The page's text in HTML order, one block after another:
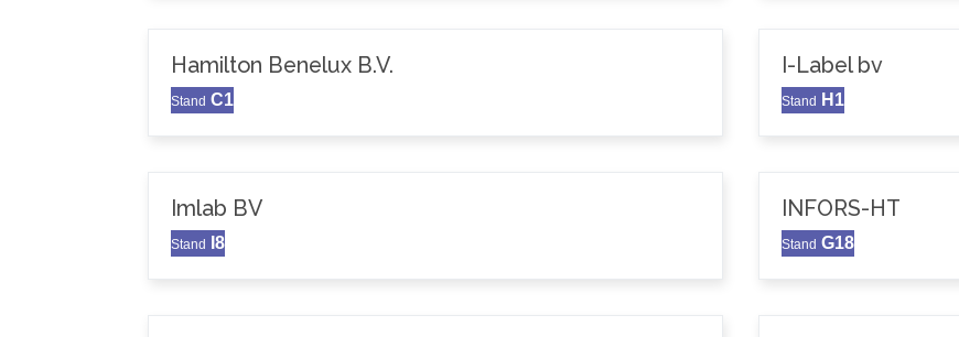
Hamilton Benelux B.V.
Stand C1
I-Label bv
Stand H1
Imlab BV
Stand I8
INFORS-HT
Stand G18